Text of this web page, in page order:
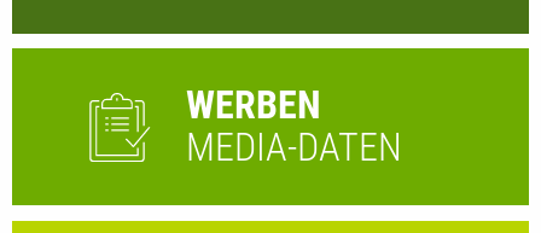
WERBEN
MEDIA-DATEN